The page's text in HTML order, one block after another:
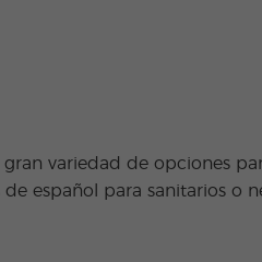
variedad de opciones
español para sanitarios